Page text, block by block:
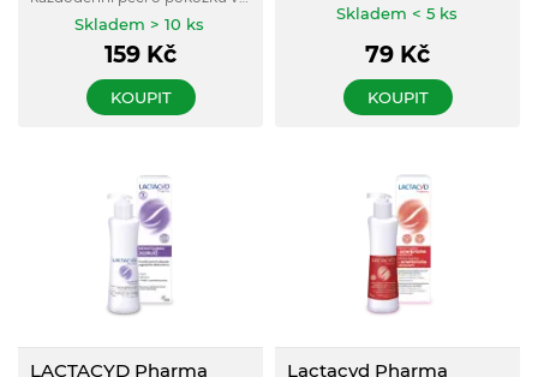
oblasti konečníku. Pokud není
k dispozici voda, lze sprej
použít jako čisticí prostředek.
podráždění, zmírňuje svědění.
Skladem > 10 ks
159 Kč
KOUPIT
sexuální prožitek.
Skladem < 5 ks
79 Kč
KOUPIT
LACTACYD Pharma Lactacyd Pharma